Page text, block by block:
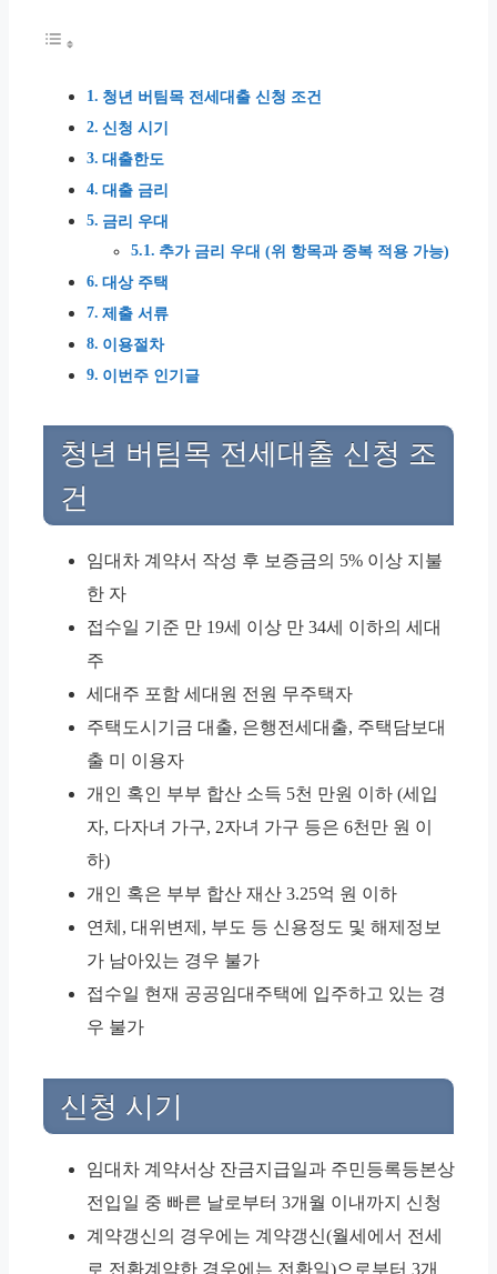
청년 버팀목 전세대출 신청 조건
신청 시기
대출한도
대출 금리
금리 우대
추가 금리 우대 (위 항목과 중복 적용 가능)
대상 주택
제출 서류
이용절차
이번주 인기글
청년 버팀목 전세대출 신청 조
건
임대차 계약서 작성 후 보증금의 5% 이상 지불
한 자
접수일 기준 만 19세 이상 만 34세 이하의 세대
주
세대주 포함 세대원 전원 무주택자
주택도시기금 대출, 은행전세대출, 주택담보대
출 미 이용자
개인 혹인 부부 합산 소득 5천 만원 이하 (세입
자, 다자녀 가구, 2자녀 가구 등은 6천만 원 이
하)
개인 혹은 부부 합산 재산 3.25억 원 이하
연체, 대위변제, 부도 등 신용정도 및 해제정보
가 남아있는 경우 불가
접수일 현재 공공임대주택에 입주하고 있는 경
우 불가
신청 시기
임대차 계약서상 잔금지급일과 주민등록등본상
전입일 중 빠른 날로부터 3개월 이내까지 신청
계약갱신의 경우에는 계약갱신(월세에서 전세
로 전환계약한 경우에는 전환일)으로부터 3개